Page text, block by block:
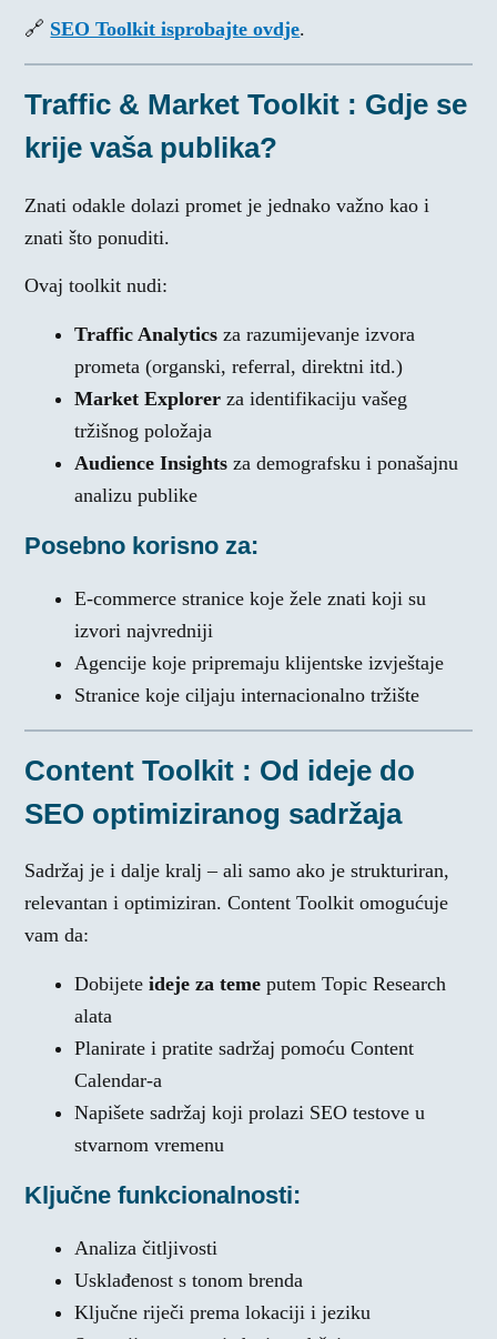
🔗 SEO Toolkit isprobajte ovdje.
Traffic & Market Toolkit : Gdje se
krije vaša publika?
Znati odakle dolazi promet je jednako važno kao i
znati što ponuditi.
Ovaj toolkit nudi:
Traffic Analytics za razumijevanje izvora
prometa (organski, referral, direktni itd.)
Market Explorer za identifikaciju vašeg
tržišnog položaja
Audience Insights za demografsku i ponašajnu
analizu publike
Posebno korisno za:
E-commerce stranice koje žele znati koji su
izvori najvredniji
Agencije koje pripremaju klijentske izvještaje
Stranice koje ciljaju internacionalno tržište
Content Toolkit : Od ideje do
SEO optimiziranog sadržaja
Sadržaj je i dalje kralj – ali samo ako je strukturiran,
relevantan i optimiziran. Content Toolkit omogućuje
vam da:
Dobijeteideje za teme putem Topic Research
alata
Planirate i pratite sadržaj pomoću Content
Calendar-a
Napišete sadržaj koji prolazi SEO testove u
stvarnom vremenu
Ključne funkcionalnosti:
Analiza čitljivosti
Usklađenost s tonom brenda
Ključne riječi prema lokaciji i jeziku